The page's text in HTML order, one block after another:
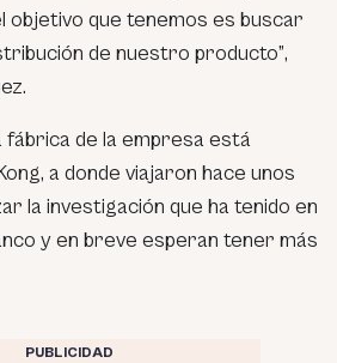
objetivo que tenemos es buscar
de nuestro producto”,
fábrica de la empresa está
a donde viajaron hace unos
la investigación que ha tenido en
y en breve esperan tener más
PUBLICIDAD